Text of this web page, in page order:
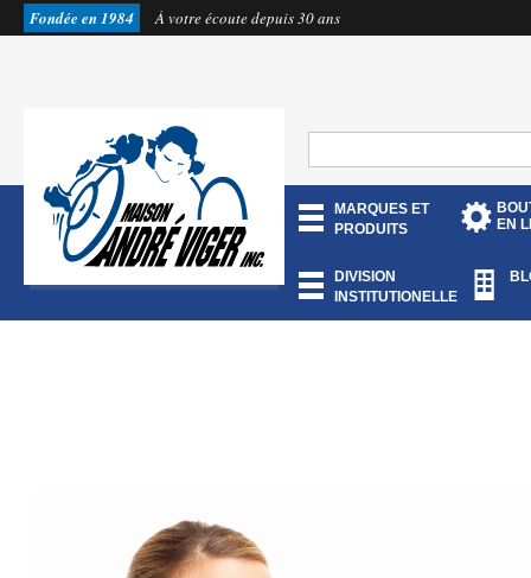
Fondée en 1984 À votre écoute depuis 30 ans
MARQUES ET
PRODUITS
EN
DIVISION
INSTITUTIONELLE